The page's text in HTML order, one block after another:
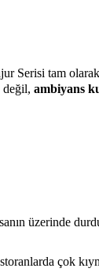
Serisi tam
değil, ambiyans
üzerinde
çok